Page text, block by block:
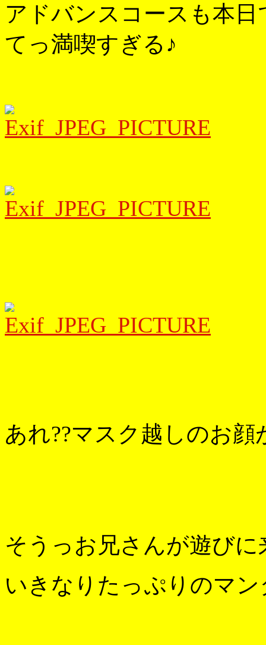
アドバンスコースも本
てっ満喫すぎる♪
あれ??マスク越しのお
そうっお兄さんが遊び
いきなりたっぷりのマ